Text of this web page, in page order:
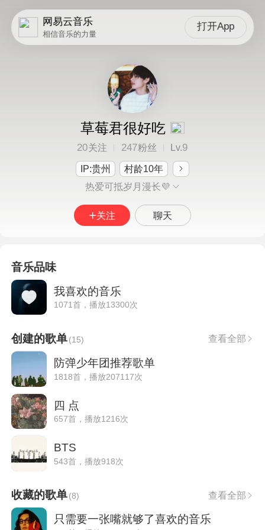
网易云音乐
相信音乐的力量
打开App
草莓君很好吃
20关注 247粉丝 Lv.9
IP:贵州
村龄10年
热爱可抵岁月漫长💜
关注 聊天
音乐品味
我喜欢的音乐
1071首，播放13300次
创建的歌单(15) 查看全部
防弹少年团推荐歌单
1818首，播放207117次
四 点
657首，播放1216次
BTS
543首，播放918次
收藏的歌单(8) 查看全部
只需要一张嘴就够了喜欢的音乐